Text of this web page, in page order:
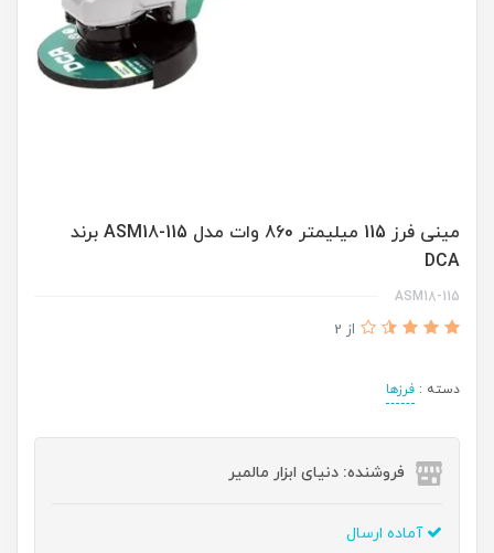
مینی فرز 115 میلیمتر 860 وات مدل ASM18-115 برند
DCA
ASM18-115
از 2
دسته : فرزها
فروشنده: دنیای ابزار مالمیر
آماده ارسال